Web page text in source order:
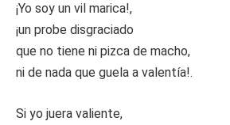
¡Yo soy un vil marica!,
¡un probe disgraciado
que no tiene ni pizca de macho,
ni de nada que guela a valentía!.
Si yo juera valiente,